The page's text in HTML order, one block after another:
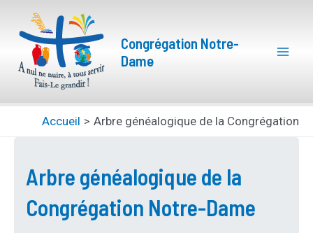
contenu
Congrégation Notre-
Dame
Accueil Arbre généalogique de la Congrégation
Arbre généalogique de la
Congrégation Notre-Dame